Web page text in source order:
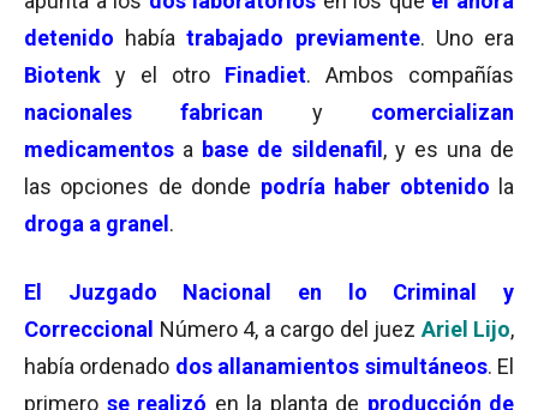
detenido habíatrabajado previamente. Uno era
Biotenk y el otro Finadiet. Ambos compañías
nacionales fabrican y comercializan
medicamentos a base de sildenafil , y es una de
las opciones de donde podría haber obtenido la
droga a granel .
El Juzgado Nacional en lo Criminal y
Correccional Número 4, a cargo del juez Ariel Lijo,
había ordenado dos allanamientos simultáneos. El
primero se realizó en la planta de producción de